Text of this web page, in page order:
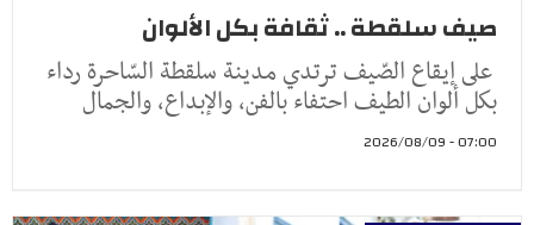
صيف سلقطة .. ثقافة بكل الألوان
على إيقاع الصّيف ترتدي مدينة سلقطة السّاحرة رداء
بكل ألوان الطيف احتفاء بالفن، والإبداع، والجمال
07:00 - 2026/08/09